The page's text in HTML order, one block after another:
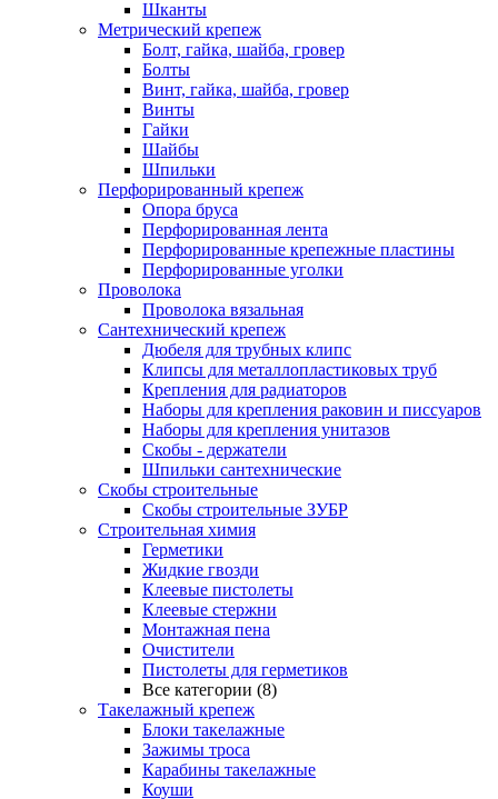
Шканты
Метрический крепеж
Болт, гайка, шайба, гровер
Болты
Винт, гайка, шайба, гровер
Винты
Гайки
Шайбы
Шпильки
Перфорированный крепеж
Опора бруса
Перфорированная лента
Перфорированные крепежные пластины
Перфорированные уголки
Проволока
Проволока вязальная
Сантехнический крепеж
Дюбеля для трубных клипс
Клипсы для металлопластиковых труб
Крепления для радиаторов
Наборы для крепления раковин и писсуаров
Наборы для крепления унитазов
Скобы - держатели
Шпильки сантехнические
Скобы строительные
Скобы строительные ЗУБР
Строительная химия
Герметики
Жидкие гвозди
Клеевые пистолеты
Клеевые стержни
Монтажная пена
Очистители
Пистолеты для герметиков
Все категории (8)
Такелажный крепеж
Блоки такелажные
Зажимы троса
Карабины такелажные
Коуши